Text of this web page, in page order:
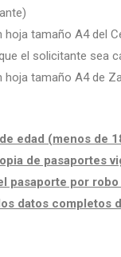
hoja tamaño A4 del
el solicitante sea
hoja tamaño A4 de
edad (menos de
de pasaportes
pasaporte por
datos completos